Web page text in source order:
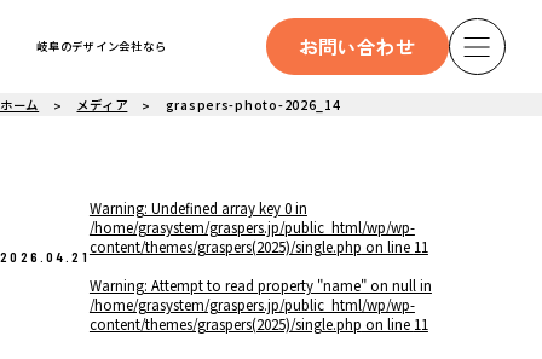
岐阜のデザイン会社なら お問い合わせ
ホーム メディア graspers-photo-2026_14
2026.04.21
Warning: Undefined array key 0 in
/home/grasystem/graspers.jp/public_html/wp/wp-
content/themes/graspers(2025)/single.php on line 11
Warning: Attempt to read property "name" on null in
/home/grasystem/graspers.jp/public_html/wp/wp-
content/themes/graspers(2025)/single.php on line 11